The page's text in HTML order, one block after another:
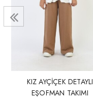
KIZ AYÇİÇEK DETAYLI
EŞOFMAN TAKIMI